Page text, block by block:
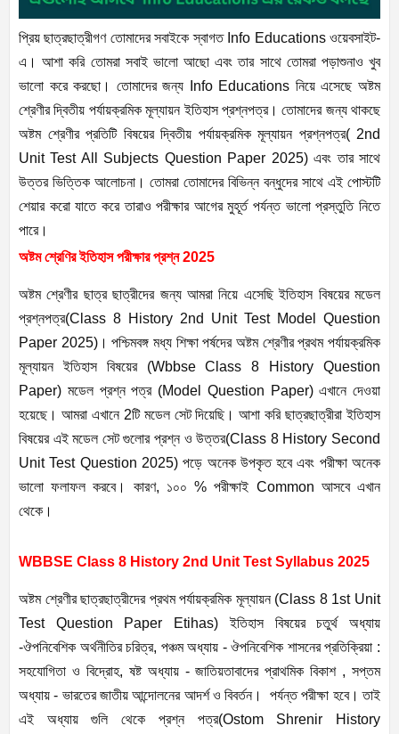
প্রিয় ছাত্রছাত্রীগণ তোমাদের সবাইকে স্বাগত Info Educations ওয়েবসাইট-
এ। আশা করি তোমরা সবাই ভালো আছো এবং তার সাথে তোমরা পড়াশুনাও খুব
ভালো করে করছো। তোমাদের জন্য Info Educations নিয়ে এসেছে অষ্টম
শ্রেণীর দ্বিতীয় পর্যায়ক্রমিক মূল্যায়ন ইতিহাস প্রশ্নপত্র। তোমাদের জন্য থাকছে
অষ্টম শ্রেণীর প্রতিটি বিষয়ের দ্বিতীয় পর্যায়ক্রমিক মূল্যায়ন প্রশ্নপত্র( 2nd
Unit Test All Subjects Question Paper 2025) এবং তার সাথে
উত্তর ভিত্তিক আলোচনা। তোমরা তোমাদের বিভিন্ন বন্ধুদের সাথে এই পোস্টটি
শেয়ার করো যাতে করে তারাও পরীক্ষার আগের মুহূর্ত পর্যন্ত ভালো প্রস্তুতি নিতে
পারে।
অষ্টম শ্রেণির ইতিহাস পরীক্ষার প্রশ্ন 2025
অষ্টম শ্রেণীর ছাত্র ছাত্রীদের জন্য আমরা নিয়ে এসেছি ইতিহাস বিষয়ের মডেল
প্রশ্নপত্র(Class 8 History 2nd Unit Test Model Question
Paper 2025)। পশ্চিমবঙ্গ মধ্য শিক্ষা পর্ষদের অষ্টম শ্রেণীর প্রথম পর্যায়ক্রমিক
মূল্যায়ন ইতিহাস বিষয়ের (Wbbse Class 8 History Question
Paper) মডেল প্রশ্ন পত্র (Model Question Paper) এখানে দেওয়া
হয়েছে। আমরা এখানে 2টি মডেল সেট দিয়েছি। আশা করি ছাত্রছাত্রীরা ইতিহাস
বিষয়ের এই মডেল সেট গুলোর প্রশ্ন ও উত্তর(Class 8 History Second
Unit Test Question 2025) পড়ে অনেক উপকৃত হবে এবং পরীক্ষা অনেক
ভালো ফলাফল করবে। কারণ, ১০০ % পরীক্ষাই Common আসবে এখান
থেকে।
WBBSE Class 8 History 2nd Unit Test Syllabus 2025
অষ্টম শ্রেণীর ছাত্রছাত্রীদের প্রথম পর্যায়ক্রমিক মূল্যায়ন (Class 8 1st Unit
Test Question Paper Etihas) ইতিহাস বিষয়ের চতুর্থ অধ্যায়
-ঔপনিবেশিক অর্থনীতির চরিত্র, পঞ্চম অধ্যায় - ঔপনিবেশিক শাসনের প্রতিক্রিয়া :
সহযোগিতা ও বিদ্রোহ, ষষ্ট অধ্যায় - জাতিয়তাবাদের প্রাথমিক বিকাশ , সপ্তম
অধ্যায় - ভারতের জাতীয় আন্দোলনের আদর্শ ও বিবর্তন। পর্যন্ত পরীক্ষা হবে। তাই
এই অধ্যায় গুলি থেকে প্রশ্ন পত্র(Ostom Shrenir History